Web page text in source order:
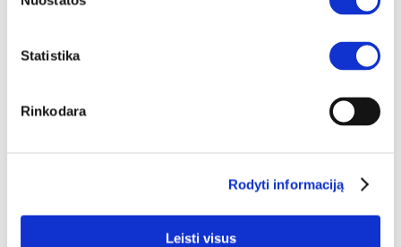
Statistika
Rinkodara
Rodyti informaciją
Leisti visus